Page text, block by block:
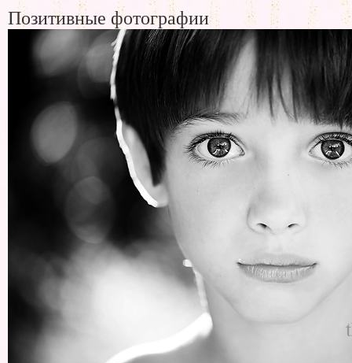
Позитивные фотографии